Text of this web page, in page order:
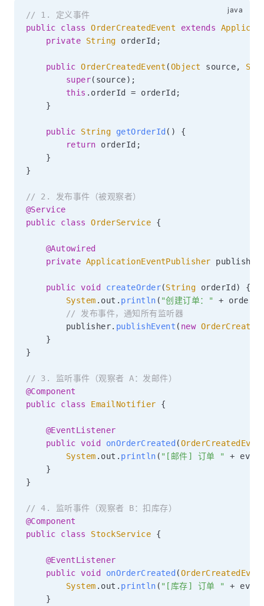
// 1. 定义事件
public
class OrderCreatedEvent extends
private
String orderId ;
public OrderCreatedEvent (Object source,
super( source) ;
this . orderId = orderId ;
}
public String getOrderId ( )
{
return orderId ;
}
}
// 2. 发布事件（被观察者）
@Service
public
class OrderService {
@Autowired
private ApplicationEventPublisher publisher
public void createOrder(String orderId )
{
System . out . println ( "创建订单：" + orderId
// 发布事件，通知所有监听器
        publisher
. publishEvent ( new
}
}
// 3. 监听事件（观察者 A：发邮件）
@Component
public
class EmailNotifier {
@EventListener
public void onOrderCreated (
System . out . println ( "[邮件] 订单 " +
}
}
// 4. 监听事件（观察者 B：扣库存）
@Component
public
class StockService {
@EventListener
public void onOrderCreated (
System . out . println ( "[库存] 订单 " +
}